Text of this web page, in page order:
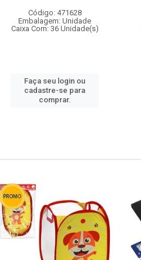
Código: 471628
Embalagem: Unidade
Caixa Com: 36 Unidade(s)
Faça seu login ou
cadastre-se para
comprar.